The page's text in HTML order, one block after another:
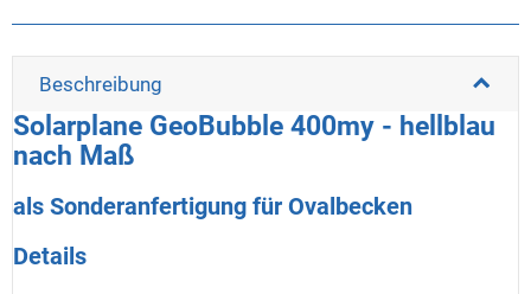
Beschreibung
Solarplane GeoBubble 400my - hellblau
nach Maß
als Sonderanfertigung für Ovalbecken
Details